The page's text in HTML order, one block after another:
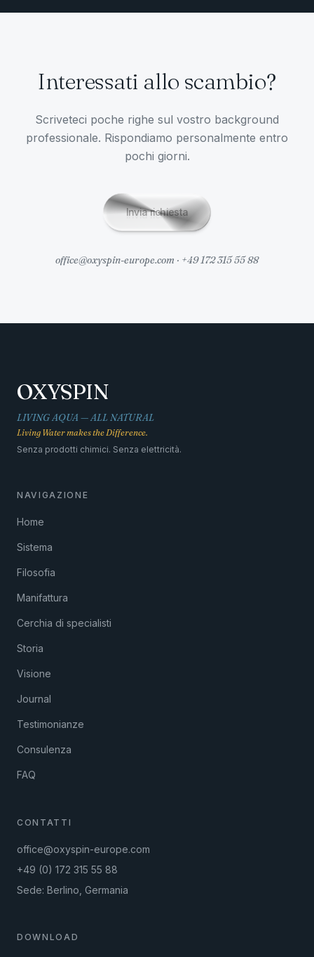
Interessati allo scambio?
Scriveteci poche righe sul vostro background
professionale. Rispondiamo personalmente entro
pochi giorni.
Invia richiesta
office@oxyspin-europe.com · +49 172 315 55 88
OXYSPIN
LIVING AQUA — ALL NATURAL
Living Water makes the Difference.
Senza prodotti chimici. Senza elettricità.
NAVIGAZIONE
Home
Sistema
Filosofia
Manifattura
Cerchia di specialisti
Storia
Visione
Journal
Testimonianze
Consulenza
FAQ
CONTATTI
office@oxyspin-europe.com
+49 (0) 172 315 55 88
Sede: Berlino, Germania
DOWNLOAD